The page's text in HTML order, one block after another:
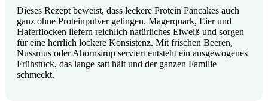
Dieses Rezept beweist, dass leckere Protein Pancakes auch
ganz ohne Proteinpulver gelingen. Magerquark, Eier und
Haferflocken liefern reichlich natürliches Eiweiß und sorgen
für eine herrlich lockere Konsistenz. Mit frischen Beeren,
Nussmus oder Ahornsirup serviert entsteht ein ausgewogenes
Frühstück, das lange satt hält und der ganzen Familie
schmeckt.